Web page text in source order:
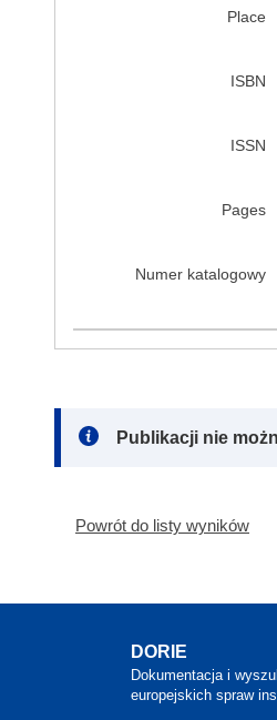
Place
ISBN
ISSN
Pages
Numer katalogowy
Note:
Publikacji nie
Powrót do listy wyników
DORIE
Dokumentacja i
europejskich spraw